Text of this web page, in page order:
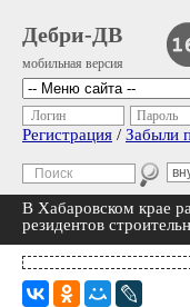
Дебри-ДВ
мобильная версия
Логин Пароль
Регистрация / Забыли
В Хабаровском крае
резидентов